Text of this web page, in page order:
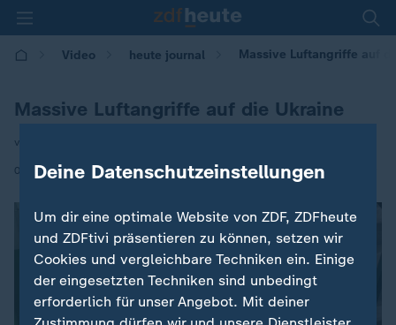
Video heute journal Massive Luftangriffe auf
Massive Luftangriffe auf die Ukraine
von Carsten Thurau
02.07.2026 | 21:45
Deine Datenschutzeinstellungen
Um dir eine optimale Website von ZDF, ZDFheute
und ZDFtivi präsentieren zu können, setzen wir
Cookies und vergleichbare Techniken ein. Einige
der eingesetzten Techniken sind unbedingt
erforderlich für unser Angebot. Mit deiner